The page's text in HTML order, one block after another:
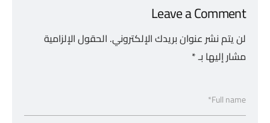
Leave a Comment
لن يتم نشر عنوان بريدك الإلكتروني. الحقول الإلزامية
مشار إليها بـ*
Full name*